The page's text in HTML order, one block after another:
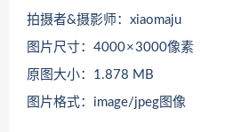
拍摄者&摄影师：xiaomaju
图片尺寸：4000 × 3000像素
原图大小：1.878 MB
图片格式：image/jpeg图像